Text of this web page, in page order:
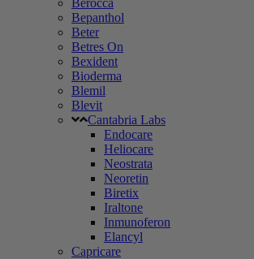
Berocca
Bepanthol
Beter
Betres On
Bexident
Bioderma
Blemil
Blevit
Cantabria Labs
Endocare
Heliocare
Neostrata
Neoretin
Biretix
Iraltone
Inmunoferon
Elancyl
Capricare